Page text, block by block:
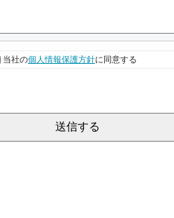
当社の個人情報保護方針に同意する
送信する